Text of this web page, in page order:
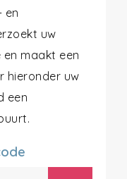
en
uw
maakt een
hieronder uw
een